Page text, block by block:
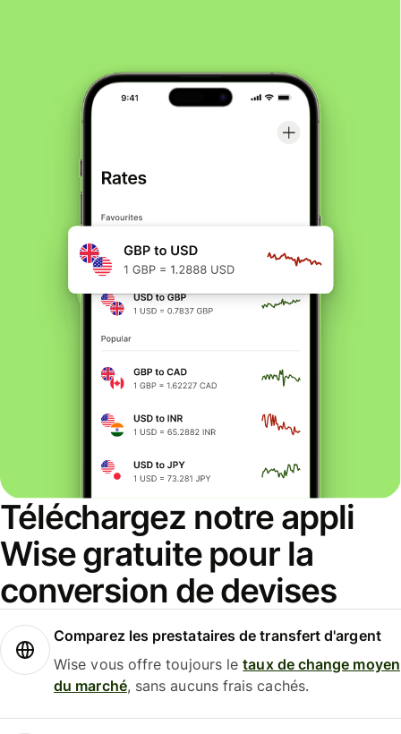
Téléchargez notre appli
Wise gratuite pour la
conversion de devises
Comparez les prestataires de transfert d'argent
Wise vous offre toujours letaux de change moyen
du marché, sans aucuns frais cachés.